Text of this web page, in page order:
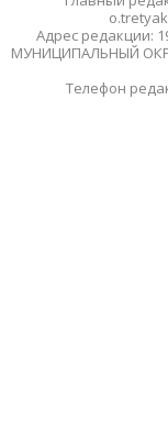
Адрес редакции:
МУНИЦИПАЛЬНЫЙ
Телефон